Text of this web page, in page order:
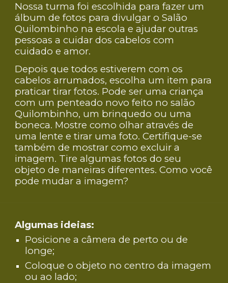
Nossa turma foi escolhida para fazer um
álbum de fotos para divulgar o Salão
Quilombinho na escola e ajudar outras
pessoas a cuidar dos cabelos com
cuidado e amor.
Depois que todos estiverem com os
cabelos arrumados, escolha um item para
praticar tirar fotos. Pode ser uma criança
com um penteado novo feito no salão
Quilombinho, um brinquedo ou uma
boneca. Mostre como olhar através de
uma lente e tirar uma foto. Certifique-se
também de mostrar como excluir a
imagem. Tire algumas fotos do seu
objeto de maneiras diferentes. Como você
pode mudar a imagem?
Algumas ideias:
Posicione a câmera de perto ou de
longe;
Coloque o objeto no centro da imagem
ou ao lado;